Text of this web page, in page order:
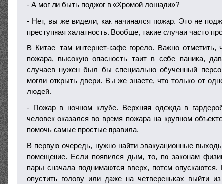
- А мог ли быть поджог в «Хромой лошади»?
- Нет, вы же видели, как начинался пожар. Это не
преступная халатность. Вообще, такие случаи часто
В Китае, там интернет-кафе горело. Важно отметить,
пожара, высокую опасность таит в себе паника,
случаев нужен был бы специально обученный
могли открыть двери. Вы же знаете, что только от
людей.
- Пожар в ночном клубе. Верхняя одежда в
человек оказался во время пожара на крупном
помочь самые простые правила.
В первую очередь, нужно найти эвакуационные
помещение. Если появился дым, то, по законам
пары сначала поднимаются вверх, потом опускаются.
опустить голову или даже на четвереньках выйти